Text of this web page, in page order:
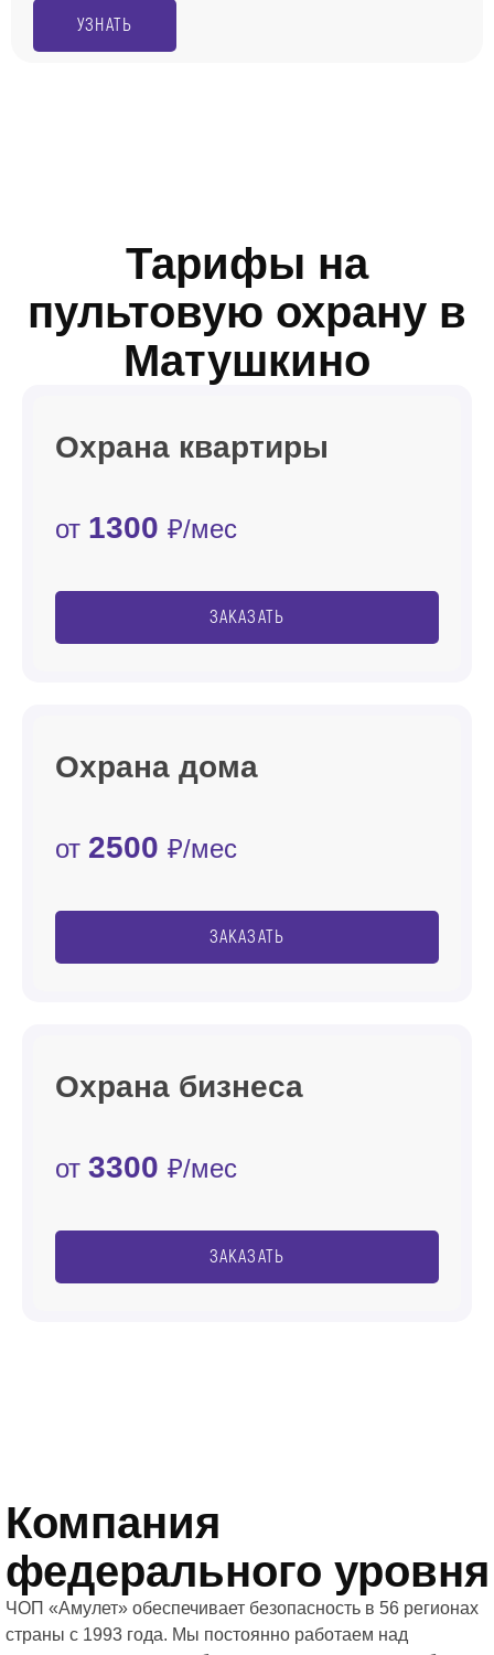
УЗНАТЬ
Тарифы на
пультовую охрану в
Матушкино
Охрана квартиры
от 1300 ₽/мес
ЗАКАЗАТЬ
Охрана дома
от 2500 ₽/мес
ЗАКАЗАТЬ
Охрана бизнеса
от 3300 ₽/мес
ЗАКАЗАТЬ
Компания
федерального уровня
ЧОП «Амулет» обеспечивает безопасность в 56 регионах
страны с 1993 года. Мы постоянно работаем над